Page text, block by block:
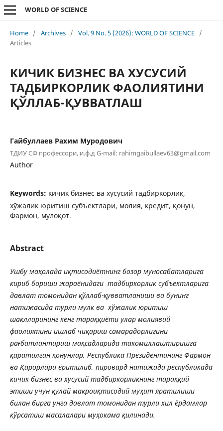
WORLD OF SCIENCE
Home / Archives / Vol. 9 No. 5 (2026): WORLD OF SCIENCE /
Articles
КИЧИК БИЗНЕС ВА ХУСУСИЙ
ТАДБИРКОРЛИК ФАОЛИЯТИНИ
ҚЎЛЛАБ-ҚУВВАТЛАШ
Гайбуллаев Рахим Муродович
ТДИУ СФ профессори, и.ф.д G-mail: rahimgaibullaev63@gmail.com
Author
Keywords: кичик бизнес ва хусусий тадбиркорлик,
хўжалик юритиш субъектлари, молия, кредит, қонун,
Фармон, мулоқот.
Abstract
Ушбу мақолада иқтисодиётнинг бозор муносабатларига
кириб бориши жараёнидаги тадбиркорлик субъектларига
давлат томонидан қўллаб-қувватланиши ва бунинг
натижасида турли мулк ва хўжалик юритиш
шаклларининг кенг тараққиёти улар молиявий
фаолиятини ишлаб чиқариш самарадорлигини
рағбатлантириш мақсадларида такомиллаштиришга
қаратилган қонунлар, Республика Президентининг Фармон
ва Қарорлари ёритилиб, пировард натижада республикада
кичик бизнес ва хусусий тадбиркорликнинг тараққий
этиши учун қулай макроиқтисодий муҳит яратилиши
билан бирга унга давлат томонидан турли хил ёрдамлар
кўрсатиш масалалари муҳокама қилинади.